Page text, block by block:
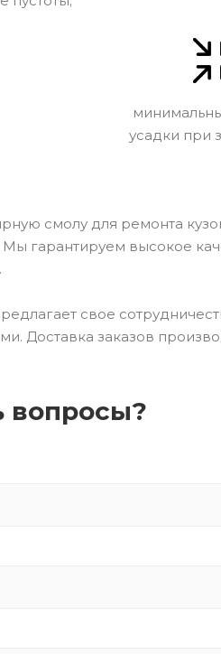
усадки при
смолу для ремонта
гарантируем высокое
свое
Доставка заказов
вопросы?